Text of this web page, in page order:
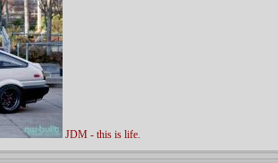
JDM - this is life.